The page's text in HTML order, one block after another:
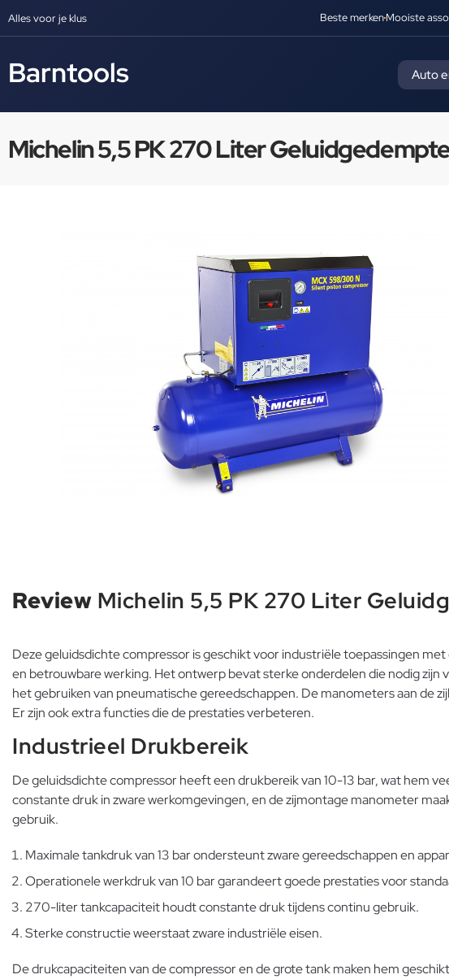
Alles voor je klus Beste merkenMooiste
Barntools Auto
Michelin 5,5 PK 270 Liter
Review Michelin 5,5 PK 270 Liter
Deze geluidsdichte compressor is geschikt voor industriële toepassingen
en betrouwbare werking. Het ontwerp bevat sterke onderdelen die nodig
het gebruiken van pneumatische gereedschappen. De manometers aan de
Er zijn ook extra functies die de prestaties verbeteren.
Industrieel Drukbereik
De geluidsdichte compressor heeft een drukbereik van 10-13 bar, wat hem
constante druk in zware werkomgevingen, en de zijmontage manometer
gebruik.
Maximale tankdruk van 13 bar ondersteunt zware gereedschappen en
Operationele werkdruk van 10 bar garandeert goede prestaties voor
270-liter tankcapaciteit houdt constante druk tijdens continu gebruik.
Sterke constructie weerstaat zware industriële eisen.
De drukcapaciteiten van de compressor en de grote tank maken hem